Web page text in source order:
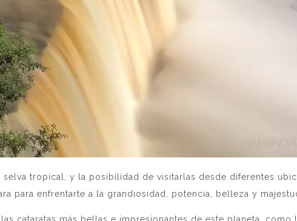
tropical, y la posibilidad de visitarlas desde diferentes
para enfrentarte a la grandiosidad, potencia, belleza y